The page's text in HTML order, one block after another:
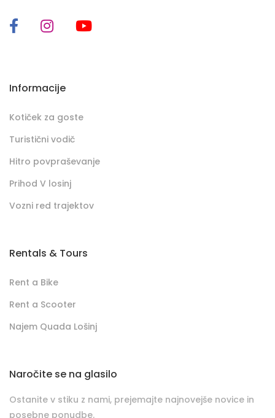
Informacije
Kotiček za goste
Turistični vodič
Hitro povpraševanje
Prihod V losinj
Vozni red trajektov
Rentals & Tours
Rent a Bike
Rent a Scooter
Najem Quada Lošinj
Naročite se na glasilo
Ostanite v stiku z nami, prejemajte najnovejše novice in
posebne ponudbe.